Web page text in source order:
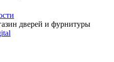
дверей и фурнитуры